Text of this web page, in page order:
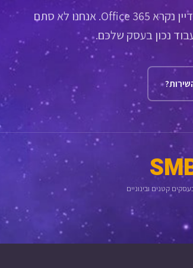
Safenet מתמחה ב-Microsoft 365 מאז שזה עדיין נקרא Office 365. אנחנו לא סתם
נכון בעסק שלכם.
קטנים ובינוניים